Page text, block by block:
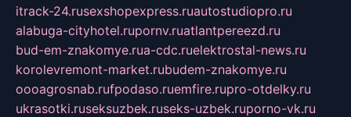
itrack-24.rusexshopexpress.ruautostudiopro.ru
alabuga-cityhotel.rupornv.ruatlantpereezd.ru
bud-em-znakomye.rua-cdc.ruelektrostal-news.ru
korolevremont-market.rubudem-znakomye.ru
oooagrosnab.rufpodaso.ruemfire.rupro-otdelky.ru
ukrasotki.ruseksuzbek.ruseks-uzbek.ruporno-vk.ru